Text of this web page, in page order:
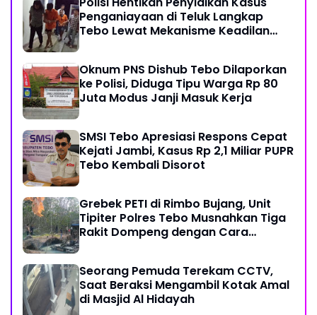
Penganiayaan di Teluk Langkap
Tebo Lewat Mekanisme Keadilan
Oknum PNS Dishub Tebo Dilaporkan
ke Polisi, Diduga Tipu Warga Rp 80
Juta Modus Janji Masuk Kerja
SMSI Tebo Apresiasi Respons Cepat
Kejati Jambi, Kasus Rp 2,1 Miliar PUPR
Tebo Kembali Disorot
Grebek PETI di Rimbo Bujang, Unit
Tipiter Polres Tebo Musnahkan Tiga
Rakit Dompeng dengan Cara
Seorang Pemuda Terekam CCTV,
Saat Beraksi Mengambil Kotak Amal
di Masjid Al Hidayah